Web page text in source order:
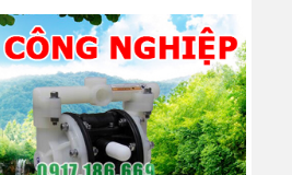
sắm, siêu thị,...